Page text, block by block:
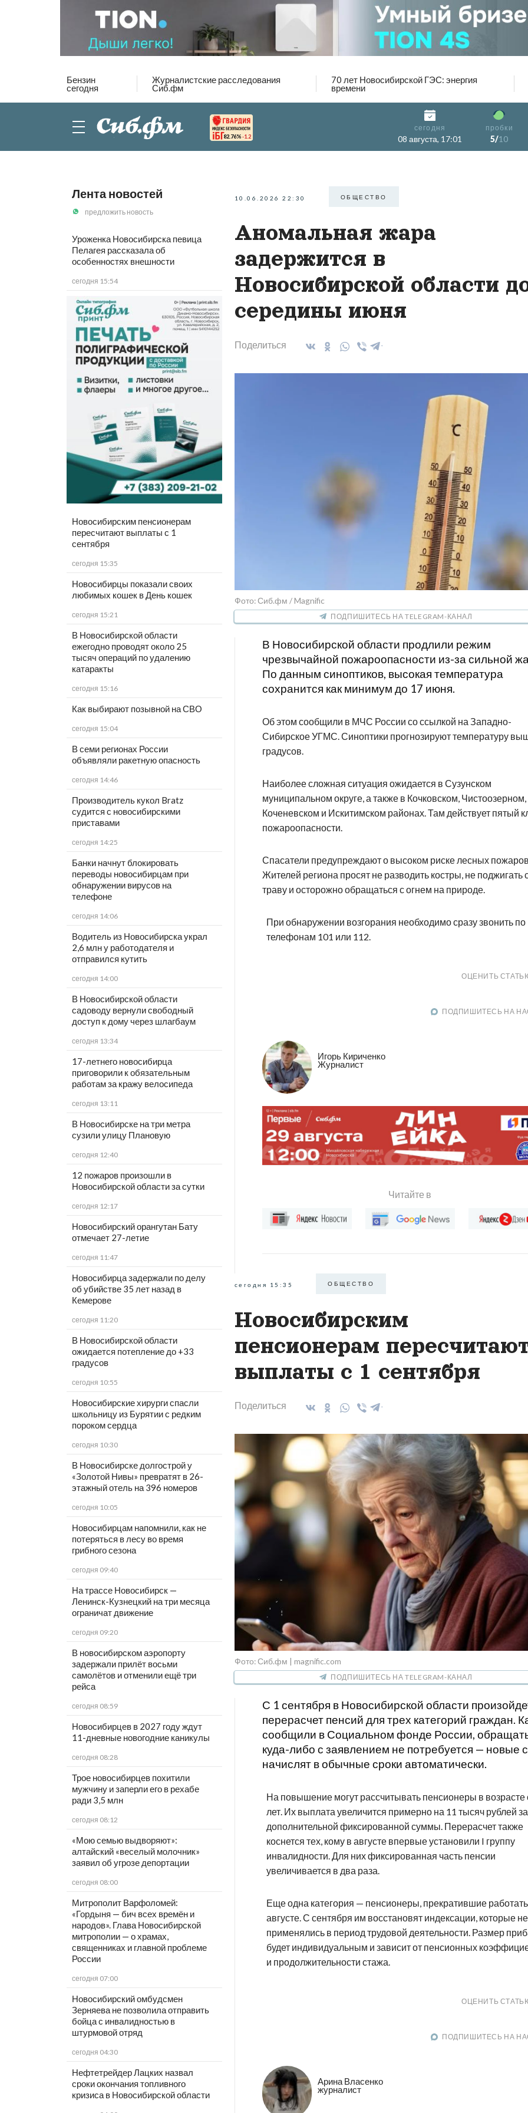
Бензин
сегодня
Журналистские расследования
Сиб.фм
70 лет Новосибирской ГЭС: энергия
времени
82.76% -1.2
сегодня
08 августа, 17:01
пробки
5/10
Лента новостей
предложить новость
Уроженка Новосибирска певица
Пелагея рассказала об
особенностях внешности
сегодня 15:54
Новосибирским пенсионерам
пересчитают выплаты с 1
сентября
сегодня 15:35
Новосибирцы показали своих
любимых кошек в День кошек
сегодня 15:21
В Новосибирской области
ежегодно проводят около 25
тысяч операций по удалению
катаракты
сегодня 15:16
Как выбирают позывной на СВО
сегодня 15:04
В семи регионах России
объявляли ракетную опасность
сегодня 14:46
Производитель кукол Bratz
судится с новосибирскими
приставами
сегодня 14:25
Банки начнут блокировать
переводы новосибирцам при
обнаружении вирусов на
телефоне
сегодня 14:06
Водитель из Новосибирска украл
2,6 млн у работодателя и
отправился кутить
сегодня 14:00
В Новосибирской области
садоводу вернули свободный
доступ к дому через шлагбаум
сегодня 13:34
17-летнего новосибирца
приговорили к обязательным
работам за кражу велосипеда
сегодня 13:11
В Новосибирске на три метра
сузили улицу Плановую
сегодня 12:40
12 пожаров произошли в
Новосибирской области за сутки
сегодня 12:17
Новосибирский орангутан Бату
отмечает 27-летие
сегодня 11:47
Новосибирца задержали по делу
об убийстве 35 лет назад в
Кемерове
сегодня 11:20
В Новосибирской области
ожидается потепление до +33
градусов
сегодня 10:55
Новосибирские хирурги спасли
школьницу из Бурятии с редким
пороком сердца
сегодня 10:30
В Новосибирске долгострой у
«Золотой Нивы» превратят в 26-
этажный отель на 396 номеров
сегодня 10:05
Новосибирцам напомнили, как не
потеряться в лесу во время
грибного сезона
сегодня 09:40
На трассе Новосибирск —
Ленинск-Кузнецкий на три месяца
ограничат движение
сегодня 09:20
В новосибирском аэропорту
задержали прилёт восьми
самолётов и отменили ещё три
рейса
сегодня 08:59
Новосибирцев в 2027 году ждут
11-дневные новогодние каникулы
сегодня 08:28
Трое новосибирцев похитили
мужчину и заперли его в рехабе
ради 3,5 млн
сегодня 08:12
«Мою семью выдворяют»:
алтайский «веселый молочник»
заявил об угрозе депортации
сегодня 08:00
Митрополит Варфоломей:
«Гордыня — бич всех времён и
народов». Глава Новосибирской
митрополии — о храмах,
священниках и главной проблеме
России
сегодня 07:00
Новосибирский омбудсмен
Зерняева не позволила отправить
бойца с инвалидностью в
штурмовой отряд
сегодня 04:30
Нефтетрейдер Лацких назвал
сроки окончания топливного
кризиса в Новосибирской области
10.06.2026 22:30 ОБЩЕСТВО
Аномальная жара
задержится в
Новосибирской области
середины июня
Поделиться
Фото: Сиб.фм / Magnific
ПОДПИШИТЕСЬ НА TELEGRAM-КАНАЛ
В Новосибирской области продлили режим
чрезвычайной пожароопасности из-за сильной
По данным синоптиков, высокая температура
сохранится как минимум до 17 июня.
Об этом сообщили в МЧС России со ссылкой на Западно-
Сибирское УГМС. Синоптики прогнозируют температуру
градусов.
Наиболее сложная ситуация ожидается в Сузунском
муниципальном округе, а также в Кочковском, Чистоозерном,
Коченевском и Искитимском районах. Там действует пятый
пожароопасности.
Спасатели предупреждают о высоком риске лесных
Жителей региона просят не разводить костры, не поджигать
траву и осторожно обращаться с огнем на природе.
При обнаружении возгорания необходимо сразу звонить по
телефонам 101 или 112.
ОЦЕНИТЬ
ПОДПИШИТЕСЬ НА
Игорь Кириченко
Журналист
Читайте в
сегодня 15:35 ОБЩЕСТВО
Новосибирским
пенсионерам
выплаты с 1 сентября
Поделиться
Фото: Сиб.фм | magnific.com
ПОДПИШИТЕСЬ НА TELEGRAM-КАНАЛ
С 1 сентября в Новосибирской области
перерасчет пенсий для трех категорий граждан.
сообщили в Социальном фонде России,
куда-либо с заявлением не потребуется — новые
начислят в обычные сроки автоматически.
На повышение могут рассчитывать пенсионеры в возрасте
лет. Их выплата увеличится примерно на 11 тысяч рублей за
дополнительной фиксированной суммы. Перерасчет также
коснется тех, кому в августе впервые установили I группу
инвалидности. Для них фиксированная часть пенсии
увеличивается в два раза.
Еще одна категория — пенсионеры, прекратившие
августе. С сентября им восстановят индексации, которые не
применялись в период трудовой деятельности. Размер
будет индивидуальным и зависит от пенсионных
и продолжительности стажа.
ОЦЕНИТЬ
ПОДПИШИТЕСЬ НА
Арина Власенко
журналист